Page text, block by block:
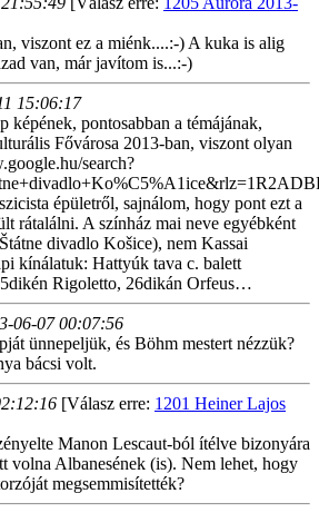
viszont ez a miénk....:-) A kuka is alig
van, már javítom is...:-)
15:06:17
képének, pontosabban a témájának,
Fővárosa 2013-ban, viszont olyan
search?
épületről, sajnálom, hogy pont ezt a
rátalálni. A színház mai neve egyébként
divadlo Košice), nem Kassai
kínálatuk: Hattyúk tava c. balett
Rigoletto, 26dikán Orfeus…
06-07 00:07:56
ünnepeljük, és Böhm mestert nézzük?
bácsi volt.
[Válasz erre: 1201 Heiner Lajos
Manon Lescaut-ból ítélve bizonyára
volna Albanesének (is). Nem lehet, hogy
megsemmisítették?